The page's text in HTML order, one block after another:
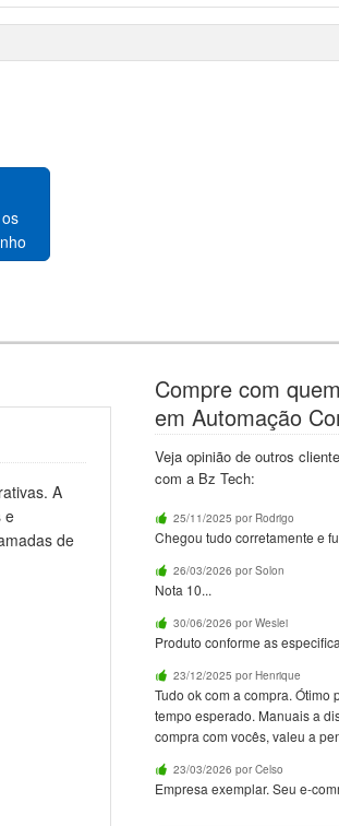
A
e
de
Compre com
em Automação
Veja opinião de outros
com a Bz Tech:
25/11/2025 por Rodrigo
Chegou tudo corretamente e
26/03/2026 por Solon
Nota 10...
30/06/2026 por Weslei
Produto conforme as
23/12/2025 por Henrique
Tudo ok com a compra. Ótimo
tempo esperado. Manuais a
compra com vocês, valeu a
23/03/2026 por Celso
Empresa exemplar. Seu e-